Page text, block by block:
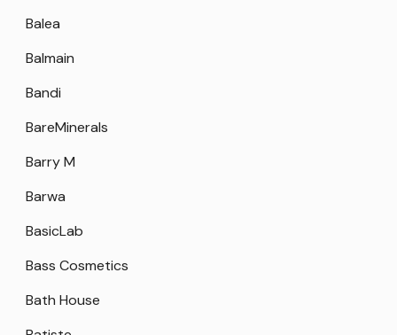
Balea
Balmain
Bandi
BareMinerals
Barry M
Barwa
BasicLab
Bass Cosmetics
Bath House